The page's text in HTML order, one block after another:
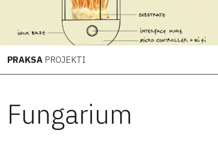
PRAKSA PROJEKTI
Fungarium